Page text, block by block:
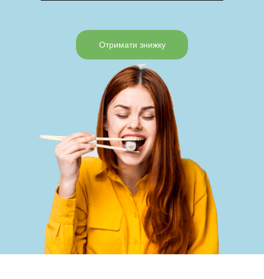
Отримати знижку